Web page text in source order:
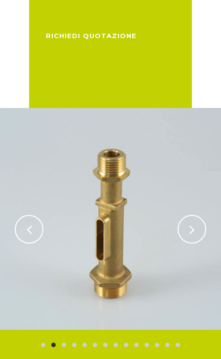
RICHIEDI QUOTAZIONE